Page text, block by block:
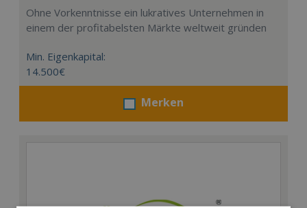
Ohne Vorkenntnisse ein lukratives Unternehmen in
einem der profitabelsten Märkte weltweit gründen
Min. Eigenkapital:
14.500€
Merken